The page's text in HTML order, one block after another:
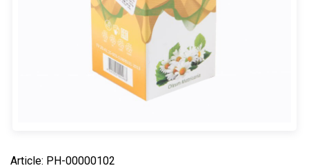
Article: PH-00000102